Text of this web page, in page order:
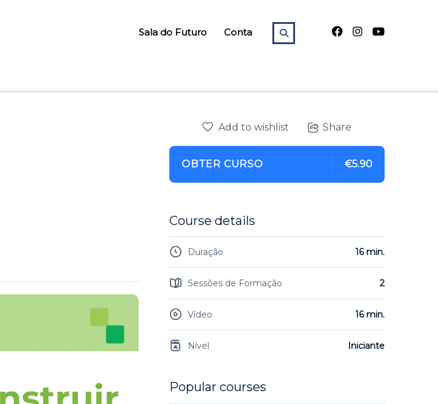
Sala do Futuro Conta
Add to wishlist Share
OBTER CURSO €5.90
Course details
Duração 16 min.
Sessões de Formação 2
Vídeo 16 min.
Nível Iniciante
Popular courses